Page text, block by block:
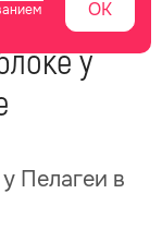
ОК
у
Пелагеи в